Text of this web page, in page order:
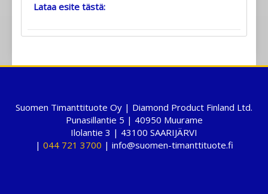
Lataa esite tästä:
Suomen Timanttituote Oy | Diamond Product Finland Ltd.
Punasillantie 5 | 40950 Muurame
Ilolantie 3 | 43100 SAARIJÄRVI
| 044 721 3700 | info@suomen-timanttituote.fi